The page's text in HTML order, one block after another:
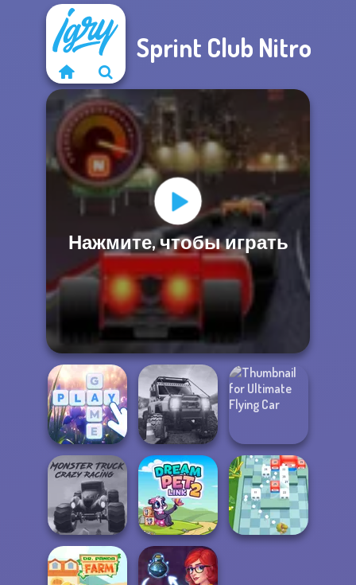
Sprint Club Nitro
Нажмите, чтобы играть
Bubble Letters Offroad Life 3D
Ultimate Flying
Car